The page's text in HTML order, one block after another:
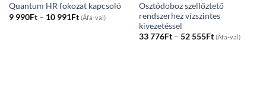
Quantum HR fokozat kapcsoló
9 990Ft – 10 991FtPrice
range:
(Áfa-val)
Osztódoboz szellőztető
rendszerhez vízszintes
kivezetéssel
33 776Ft – 52 555FtPrice
range:
(Áfa-val)